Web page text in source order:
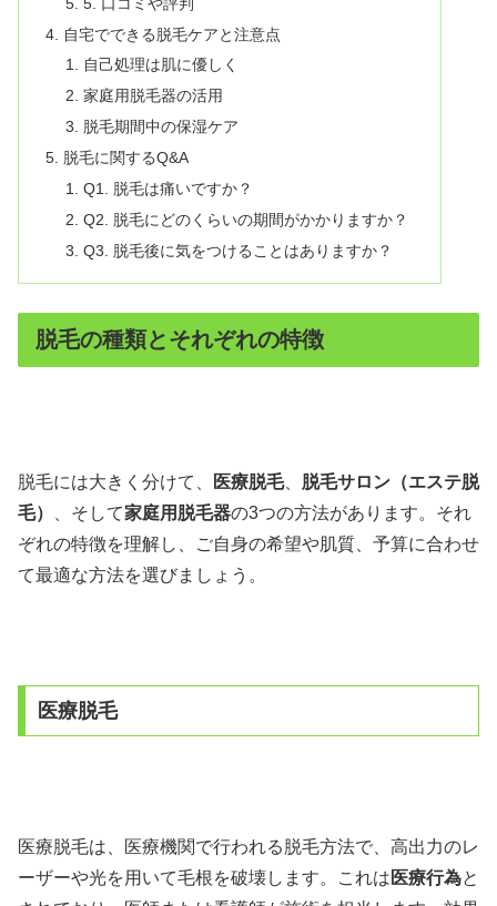
自宅でできる脱毛ケアと注意点
自己処理は肌に優しく
家庭用脱毛器の活用
脱毛期間中の保湿ケア
脱毛に関するQ&A
Q1. 脱毛は痛いですか？
Q2. 脱毛にどのくらいの期間がかかりますか？
Q3. 脱毛後に気をつけることはありますか？
脱毛の種類とそれぞれの特徴
脱毛には大きく分けて、 医療脱毛、 脱毛サロン（エステ脱
毛）
、そして家庭用脱毛器の3つの方法があります。それ
ぞれの特徴を理解し、ご自身の希望や肌質、予算に合わせ
て最適な方法を選びましょう。
医療脱毛
医療脱毛は、医療機関で行われる脱毛方法で、高出力のレ
ーザーや光を用いて毛根を破壊します。これは 医療行為と